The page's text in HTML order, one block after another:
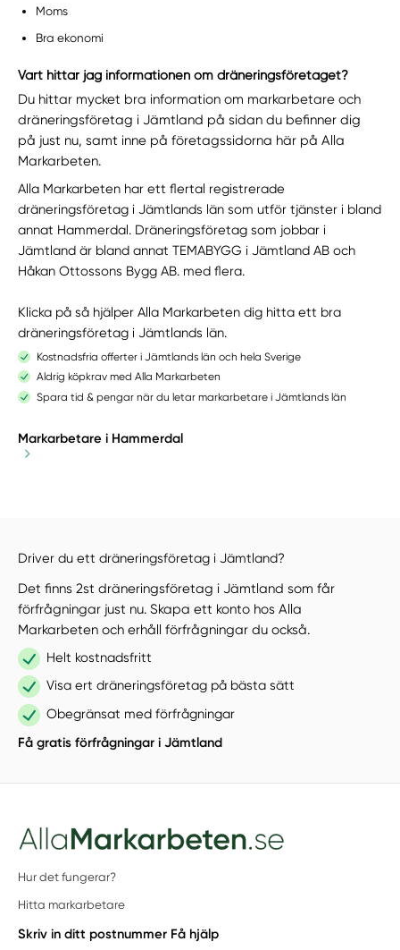
Moms
Bra ekonomi
Vart hittar jag informationen om dräneringsföretaget?
Du hittar mycket bra information om markarbetare och
dräneringsföretag i Jämtland på sidan du befinner dig
på just nu, samt inne på företagssidorna här på Alla
Markarbeten.
Alla Markarbeten har ett flertal registrerade
dräneringsföretag i Jämtlands län som utför tjänster i bland
annat Hammerdal. Dräneringsföretag som jobbar i
Jämtland är bland annat TEMABYGG i Jämtland AB och
Håkan Ottossons Bygg AB. med flera.
Klicka på så hjälper Alla Markarbeten dig hitta ett bra
dräneringsföretag i Jämtlands län.
Kostnadsfria offerter i Jämtlands län och hela Sverige
Aldrig köpkrav med Alla Markarbeten
Spara tid & pengar när du letar markarbetare i Jämtlands län
Markarbetare i Hammerdal
Driver du ett dräneringsföretag i Jämtland?
Det finns 2st dräneringsföretag i Jämtland som får
förfrågningar just nu. Skapa ett konto hos Alla
Markarbeten och erhåll förfrågningar du också.
Helt kostnadsfritt
Visa ert dräneringsföretag på bästa sätt
Obegränsat med förfrågningar
Få gratis förfrågningar i Jämtland
Hur det fungerar?
Hitta markarbetare
Skriv in ditt postnummer Få hjälp